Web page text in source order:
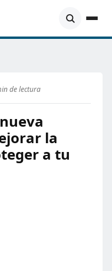
de lectura
la
a tu